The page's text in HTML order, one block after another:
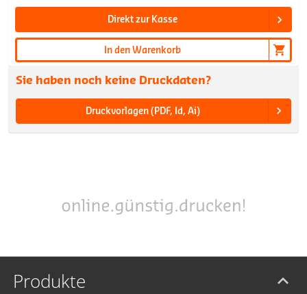
Direkt zur Kasse
In den Warenkorb
Sie haben noch keine Druckdaten?
Druckvorlagen (PDF, Id, Ai)
Produkte